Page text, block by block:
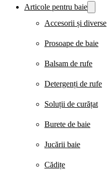
Articole pentru baie
Accesorii și diverse
Prosoape de baie
Balsam de rufe
Detergenți de rufe
Soluții de curățat
Burete de baie
Jucării baie
Cădițe